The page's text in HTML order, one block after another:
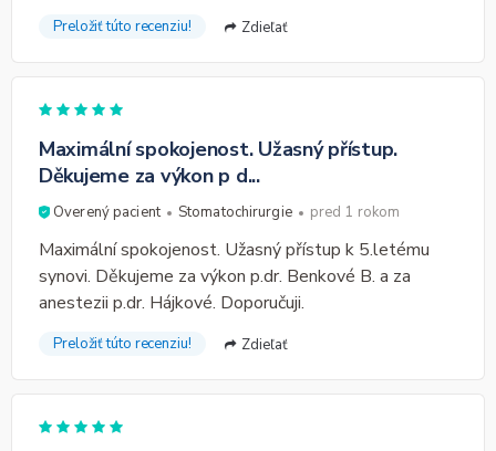
Preložiť túto recenziu! Zdieľať
Maximální spokojenost. Užasný přístup.
Děkujeme za výkon p d...
Overený pacient Stomatochirurgie pred 1 rokom
Maximální spokojenost. Užasný přístup k 5.letému
synovi. Děkujeme za výkon p.dr. Benkové B. a za
anestezii p.dr. Hájkové. Doporučuji.
Preložiť túto recenziu! Zdieľať